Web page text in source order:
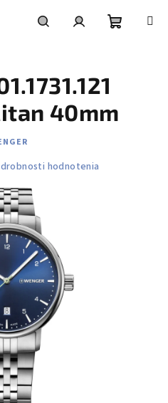
40mm
hodnotenia